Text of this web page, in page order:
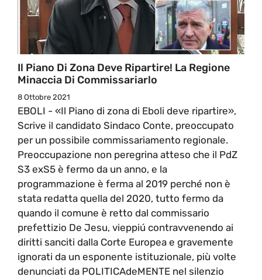
Il Piano Di Zona Deve Ripartire! La Regione
Minaccia Di Commissariarlo
8 Ottobre 2021
EBOLI - «Il Piano di zona di Eboli deve ripartire»,
Scrive il candidato Sindaco Conte, preoccupato
per un possibile commissariamento regionale.
Preoccupazione non peregrina atteso che il PdZ
S3 exS5 è fermo da un anno, e la
programmazione è ferma al 2019 perché non è
stata redatta quella del 2020, tutto fermo da
quando il comune è retto dal commissario
prefettizio De Jesu, vieppiú contravvenendo ai
diritti sanciti dalla Corte Europea e gravemente
ignorati da un esponente istituzionale, più volte
denunciati da POLITICAdeMENTE nel silenzio